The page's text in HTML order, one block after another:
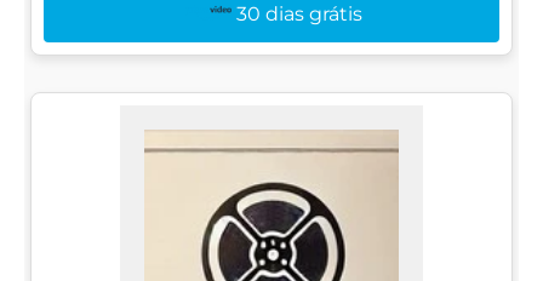
30 dias grátis